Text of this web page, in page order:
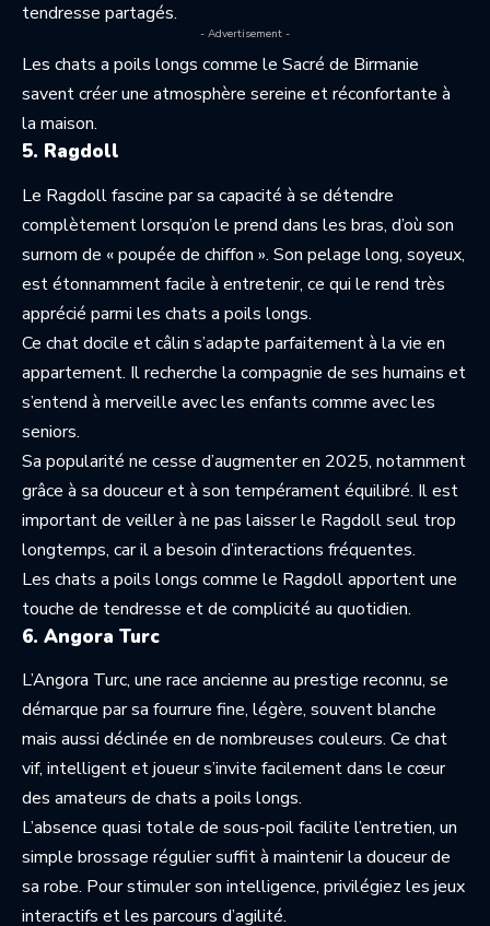
tendresse partagés.
- Advertisement -
Les chats a poils longs comme le Sacré de Birmanie
savent créer une atmosphère sereine et réconfortante à
la maison.
5. Ragdoll
Le Ragdoll fascine par sa capacité à se détendre
complètement lorsqu’on le prend dans les bras, d’où son
surnom de « poupée de chiffon ». Son pelage long, soyeux,
est étonnamment facile à entretenir, ce qui le rend très
apprécié parmi les chats a poils longs.
Ce chat docile et câlin s’adapte parfaitement à la vie en
appartement. Il recherche la compagnie de ses humains et
s’entend à merveille avec les enfants comme avec les
seniors.
Sa popularité ne cesse d’augmenter en 2025, notamment
grâce à sa douceur et à son tempérament équilibré. Il est
important de veiller à ne pas laisser le Ragdoll seul trop
longtemps, car il a besoin d’interactions fréquentes.
Les chats a poils longs comme le Ragdoll apportent une
touche de tendresse et de complicité au quotidien.
6. Angora Turc
L’Angora Turc, une race ancienne au prestige reconnu, se
démarque par sa fourrure fine, légère, souvent blanche
mais aussi déclinée en de nombreuses couleurs. Ce chat
vif, intelligent et joueur s’invite facilement dans le cœur
des amateurs de chats a poils longs.
L’absence quasi totale de sous-poil facilite l’entretien, un
simple brossage régulier suffit à maintenir la douceur de
sa robe. Pour stimuler son intelligence, privilégiez les jeux
interactifs et les parcours d’agilité.